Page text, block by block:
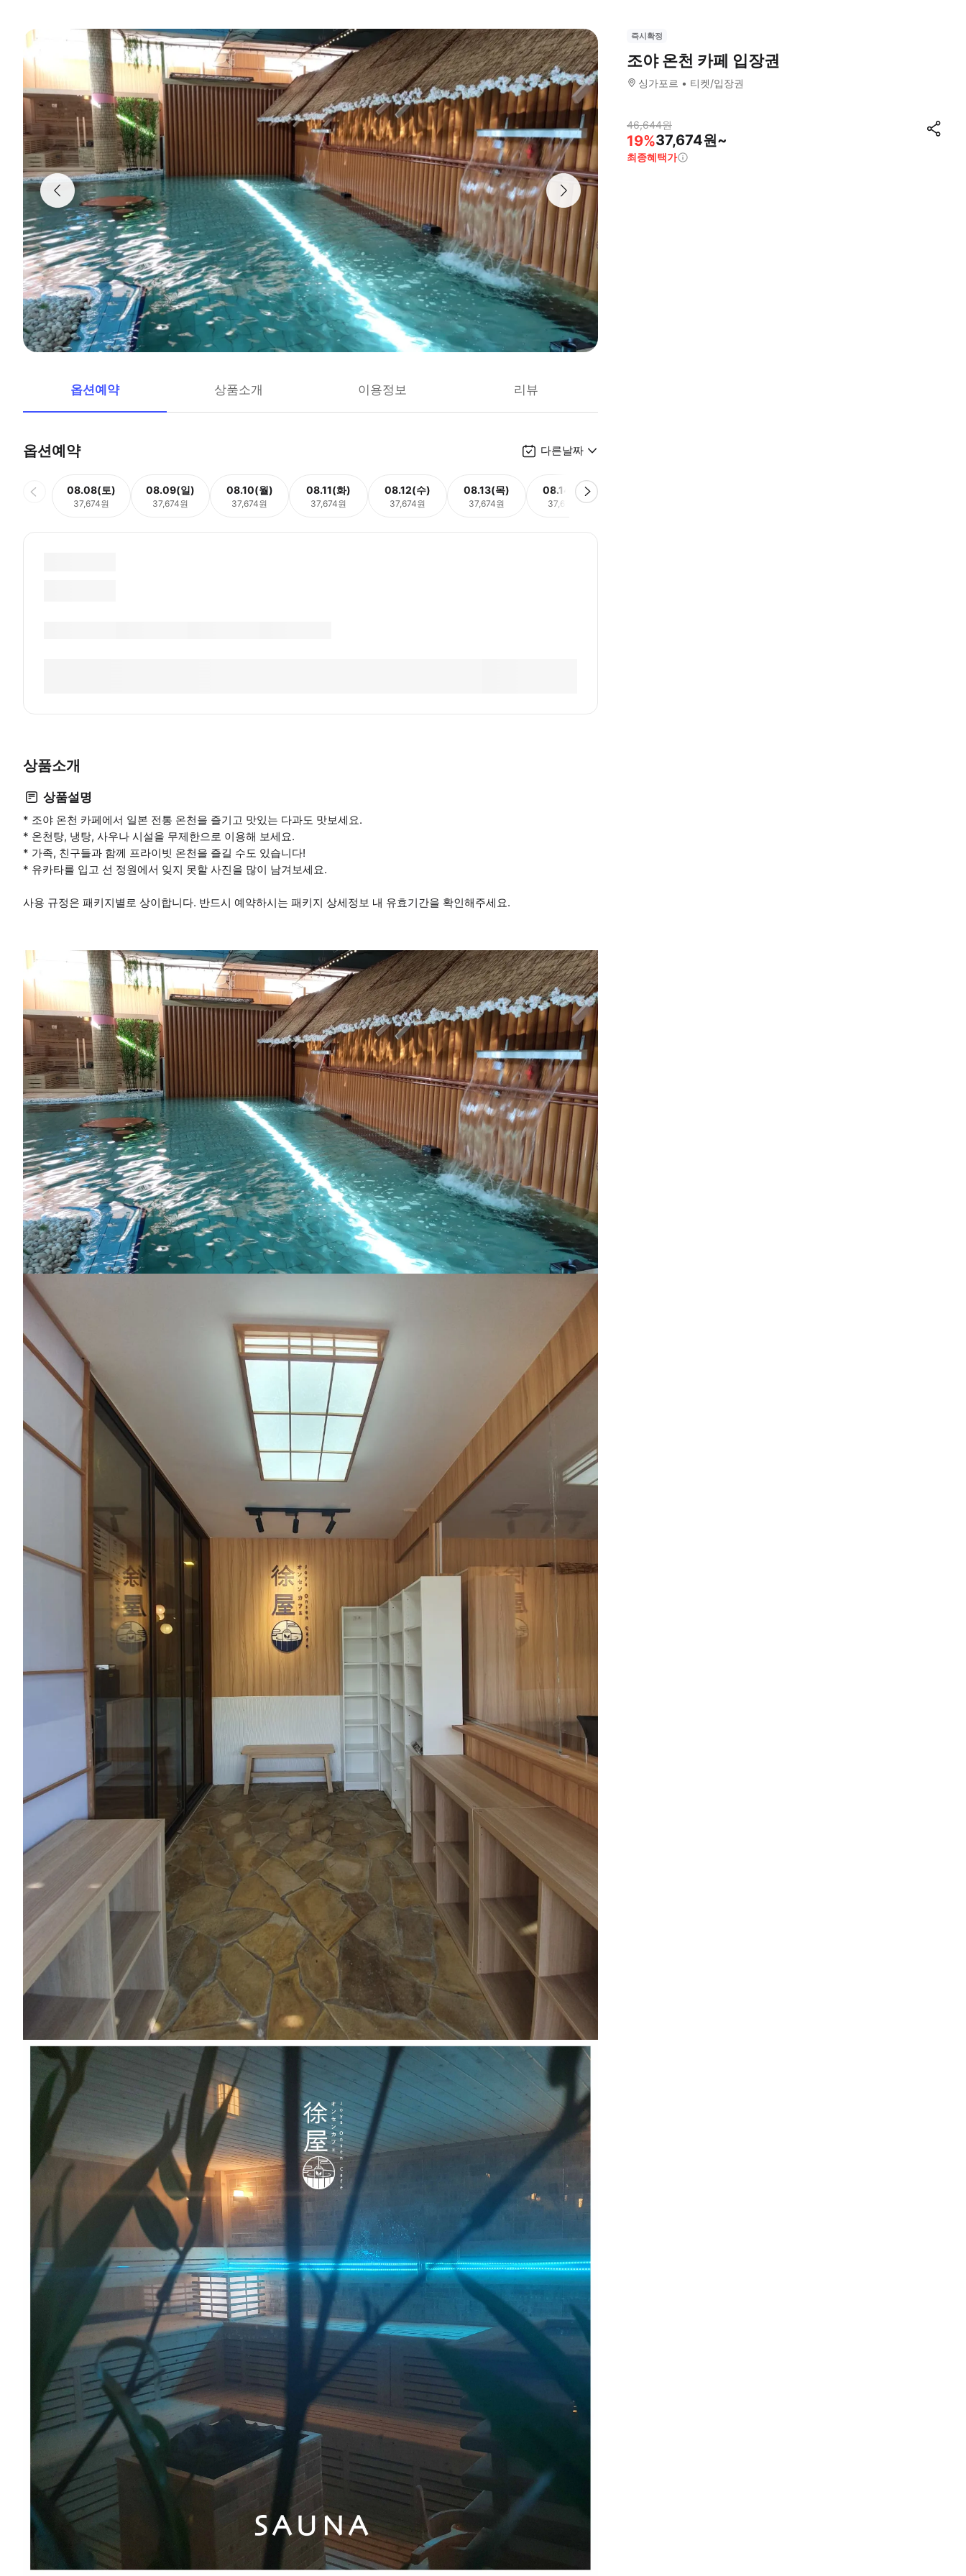
옵션예약 상품소개 이용정보 리뷰
옵션예약 다른날짜
08.08(토)
37,674원
08.09(일)
37,674원
08.10(월)
37,674원
08.11(화)
37,674원
08.12(수)
37,674원
08.13(목)
37,674원
08.14(금)
37,674원
상품소개
상품설명
* 조야 온천 카페에서 일본 전통 온천을 즐기고 맛있는 다과도 맛보세요.
* 온천탕, 냉탕, 사우나 시설을 무제한으로 이용해 보세요.
* 가족, 친구들과 함께 프라이빗 온천을 즐길 수도 있습니다!
* 유카타를 입고 선 정원에서 잊지 못할 사진을 많이 남겨보세요.
사용 규정은 패키지별로 상이합니다. 반드시 예약하시는 패키지 상세정보 내 유효기간을 확인해주세요.
즉시확정
조야 온천 카페 입장권
싱가포르 티켓/입장권
46,644원
19%37,674원~
최종혜택가